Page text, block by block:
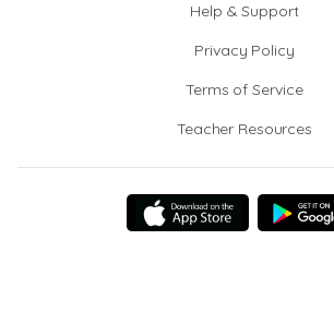
Help & Support
Privacy Policy
Terms of Service
Teacher Resources